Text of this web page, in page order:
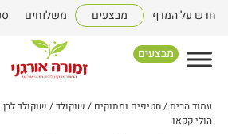
חדש על המדף מבצעים משלוחים
מבצעים
עמוד הבית/חטיפים ומתוקים / שוקולד/ שוקולד
הולי קקאו